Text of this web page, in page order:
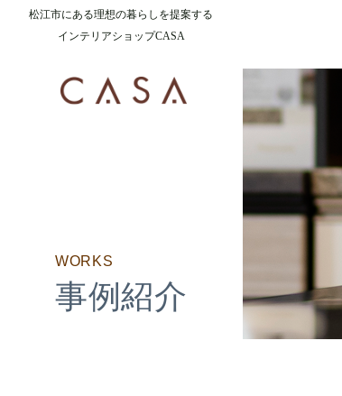
松江市にある理想の暮らしを提案する
インテリアショップCASA
WORKS
事例紹介